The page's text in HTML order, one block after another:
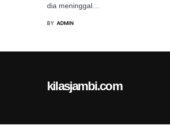
dia meninggal…
BY ADMIN
kilasjambi.com